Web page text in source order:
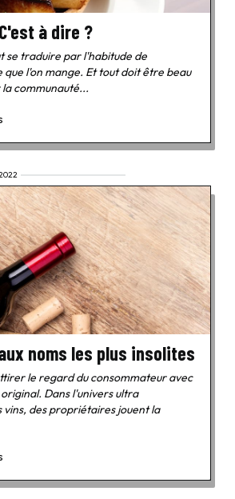
à dire ?
se traduire par l'habitude de
l'on mange. Et tout doit être beau
communauté...
noms les plus insolites
le regard du consommateur avec
Dans l'univers ultra
des propriétaires jouent la